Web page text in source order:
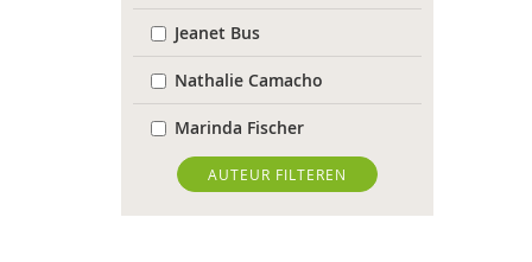
Jeanet Bus
Nathalie Camacho
Marinda Fischer
Sieneke Goorhuis-Brouwer
Jolien Hesselberth
AUTEUR FILTEREN